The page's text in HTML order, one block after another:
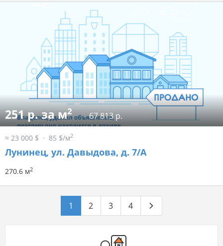
251 р. за м2 67 813 р.
≈ 23 000 $ 85 $/м2
Лунинец, ул. Давыдова, д. 7/А
270.6 м2
1 2 3 4